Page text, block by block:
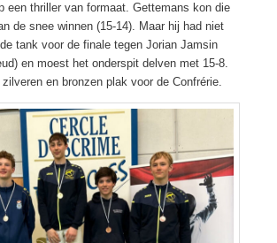
een thriller van formaat. Gettemans kon die
de snee winnen (15-14). Maar hij had niet
tank voor de finale tegen Jorian Jamsin
en moest het onderspit delven met 15-8.
en bronzen plak voor de Confrérie.